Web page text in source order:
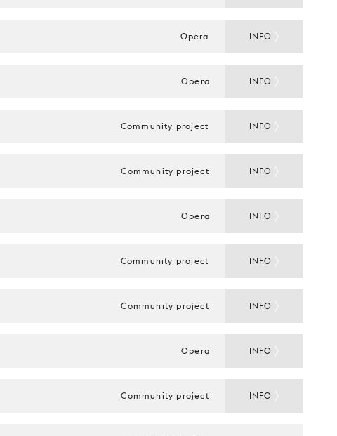
Opera INFO
Opera INFO
Community project INFO
Community project INFO
Opera INFO
Community project INFO
Community project INFO
Opera INFO
Community project INFO